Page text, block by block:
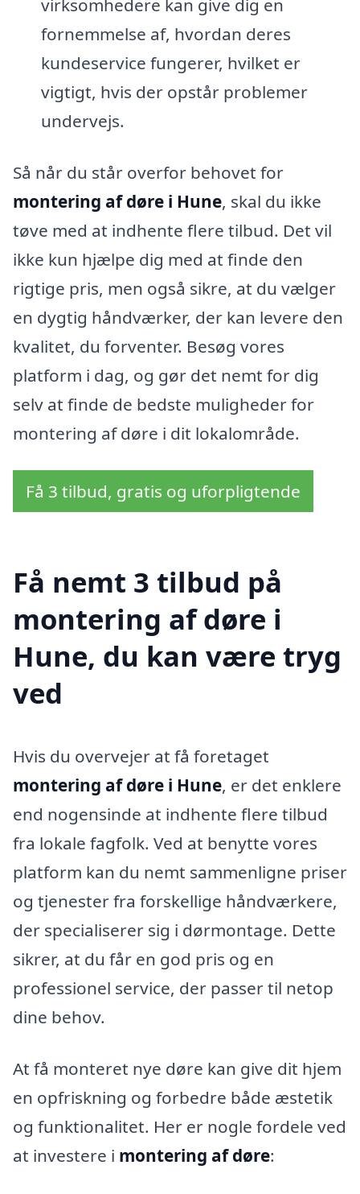
virksomhedere kan give dig en
fornemmelse af, hvordan deres
kundeservice fungerer, hvilket er
vigtigt, hvis der opstår problemer
undervejs.
Så når du står overfor behovet for
montering af døre i Hune, skal du ikke
tøve med at indhente flere tilbud. Det vil
ikke kun hjælpe dig med at finde den
rigtige pris, men også sikre, at du vælger
en dygtig håndværker, der kan levere den
kvalitet, du forventer. Besøg vores
platform i dag, og gør det nemt for dig
selv at finde de bedste muligheder for
montering af døre i dit lokalområde.
Få 3 tilbud, gratis og uforpligtende
Få nemt 3 tilbud på
montering af døre i
Hune, du kan være tryg
ved
Hvis du overvejer at få foretaget
montering af døre i Hune, er det enklere
end nogensinde at indhente flere tilbud
fra lokale fagfolk. Ved at benytte vores
platform kan du nemt sammenligne priser
og tjenester fra forskellige håndværkere,
der specialiserer sig i dørmontage. Dette
sikrer, at du får en god pris og en
professionel service, der passer til netop
dine behov.
At få monteret nye døre kan give dit hjem
en opfriskning og forbedre både æstetik
og funktionalitet. Her er nogle fordele ved
at investere i montering af døre: